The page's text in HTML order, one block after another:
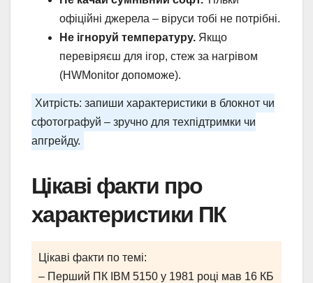
офіційні джерела – віруси тобі не потрібні.
Не ігноруй температуру. Якщо
перевіряєш для ігор, стеж за нагрівом
(HWMonitor допоможе).
Хитрість: запиши характеристики в блокнот чи
сфотографуй – зручно для техпідтримки чи
апгрейду.
Цікаві факти про
характеристики ПК
Цікаві факти по темі:
– Перший ПК IBM 5150 у 1981 році мав 16 КБ